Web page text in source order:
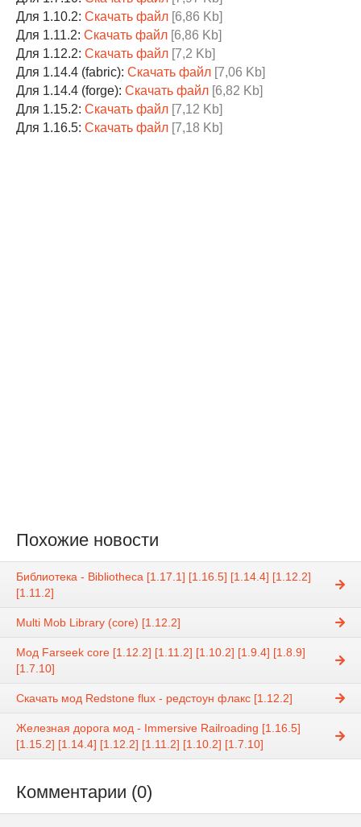
Для 1.10.2: Скачать файл [6,86 Kb]
Для 1.11.2: Скачать файл [6,86 Kb]
Для 1.12.2: Скачать файл [7,2 Kb]
Для 1.14.4 (fabric): Скачать файл [7,06 Kb]
Для 1.14.4 (forge): Скачать файл [6,82 Kb]
Для 1.15.2: Скачать файл [7,12 Kb]
Для 1.16.5: Скачать файл [7,18 Kb]
Похожие новости
Библиотека - Bibliotheca [1.17.1] [1.16.5] [1.14.4] [1.12.2]
[1.11.2]
Multi Mob Library (core) [1.12.2]
Мод Farseek core [1.12.2] [1.11.2] [1.10.2] [1.9.4] [1.8.9]
[1.7.10]
Скачать мод Redstone flux - редстоун флакс [1.12.2]
Железная дорога мод - Immersive Railroading [1.16.5]
[1.15.2] [1.14.4] [1.12.2] [1.11.2] [1.10.2] [1.7.10]
Комментарии (0)